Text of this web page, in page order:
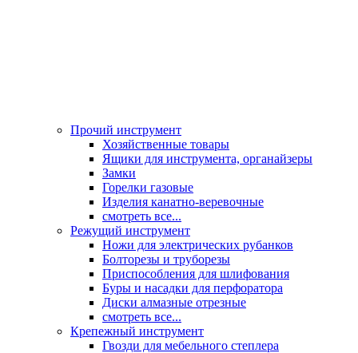
Прочий инструмент
Хозяйственные товары
Ящики для инструмента, органайзеры
Замки
Горелки газовые
Изделия канатно-веревочные
смотреть все...
Режущий инструмент
Ножи для электрических рубанков
Болторезы и труборезы
Приспособления для шлифования
Буры и насадки для перфоратора
Диски алмазные отрезные
смотреть все...
Крепежный инструмент
Гвозди для мебельного степлера